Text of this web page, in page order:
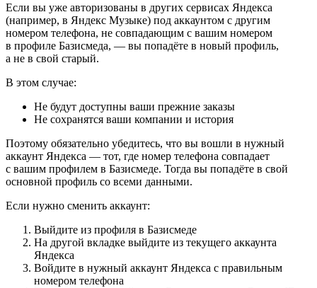
Если вы уже авторизованы в других сервисах Яндекса
(например, в Яндекс Музыке) под аккаунтом с другим
номером телефона, не совпадающим с вашим номером
в профиле Базисмеда, — вы попадёте в новый профиль,
а не в свой старый.
В этом случае:
Не будут доступны ваши прежние заказы
Не сохранятся ваши компании и история
Поэтому обязательно убедитесь, что вы вошли в нужный
аккаунт Яндекса — тот, где номер телефона совпадает
с вашим профилем в Базисмеде. Тогда вы попадёте в свой
основной профиль со всеми данными.
Если нужно сменить аккаунт:
Выйдите из профиля в Базисмеде
На другой вкладке выйдите из текущего аккаунта
Яндекса
Войдите в нужный аккаунт Яндекса с правильным
номером телефона